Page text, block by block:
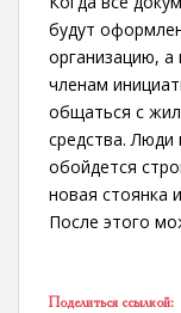
будут
организацию,
членам
общаться с
средства.
обойдется
новая стоянка
После этого
Поделиться ссылкой: